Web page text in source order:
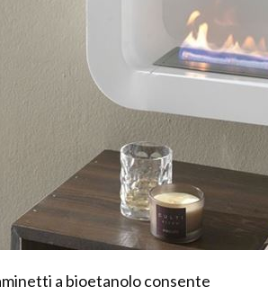
a bioetanolo consente